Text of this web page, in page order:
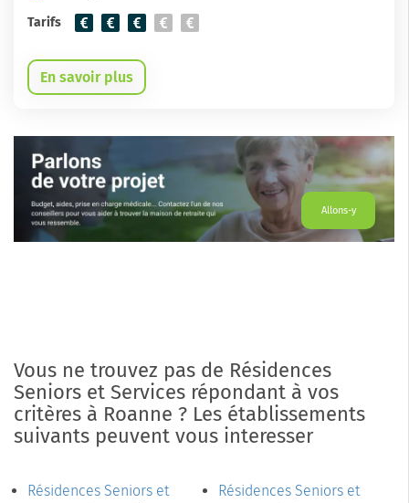
Tarifs
En savoir plus
Allons-y
Vous ne trouvez pas de Résidences
Seniors et Services répondant à vos
critères à Roanne ? Les établissements
suivants peuvent vous interesser
Résidences Seniors et
Résidences Seniors et